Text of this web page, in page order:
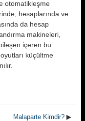
otomatikleşme
hesaplarında ve
da hesap
makineleri,
içeren bu
küçültme
Malaparte Kimdir? ▶